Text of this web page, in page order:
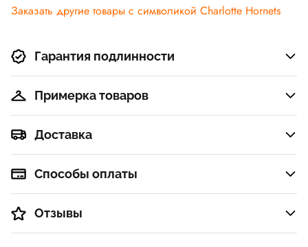
Заказать другие товары с символикой Charlotte Hornets
Гарантия подлинности
Примерка товаров
Доставка
Способы оплаты
Отзывы